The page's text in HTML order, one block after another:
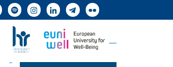
SpotifyInstagram
LinkedInTelegram
Flickr